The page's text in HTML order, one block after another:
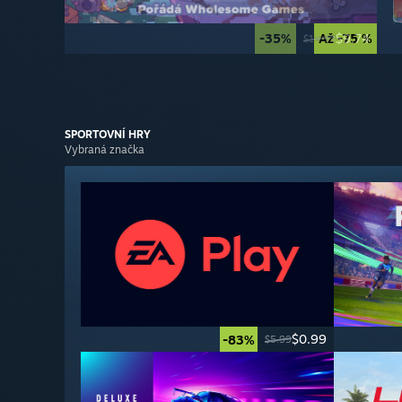
Až -75 %
-35% $14.99$9.74
SPORTOVNÍ HRY
Vybraná značka
-83% $5.99$0.99